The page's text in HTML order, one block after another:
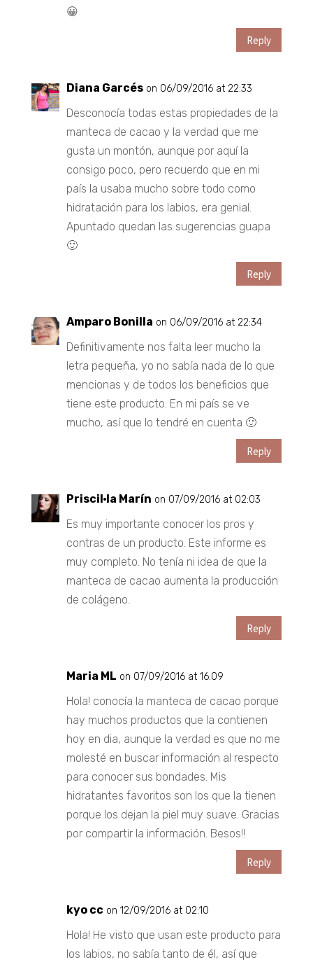
😀
Reply
Diana Garcés on 06/09/2016 at 22:33
Desconocía todas estas propiedades de la
manteca de cacao y la verdad que me
gusta un montón, aunque por aquí la
consigo poco, pero recuerdo que en mi
país la usaba mucho sobre todo como
hidratación para los labios, era genial.
Apuntado quedan las sugerencias guapa
🙂
Reply
Amparo Bonilla on 06/09/2016 at 22:34
Definitivamente nos falta leer mucho la
letra pequeña, yo no sabía nada de lo que
mencionas y de todos los beneficios que
tiene este producto. En mi país se ve
mucho, así que lo tendré en cuenta 🙂
Reply
Priscil·la Marín on 07/09/2016 at 02:03
Es muy importante conocer los pros y
contras de un producto. Este informe es
muy completo. No tenía ni idea de que la
manteca de cacao aumenta la producción
de colágeno.
Reply
Maria ML on 07/09/2016 at 16:09
Hola! conocía la manteca de cacao porque
hay muchos productos que la contienen
hoy en dia, aunque la verdad es que no me
molesté en buscar información al respecto
para conocer sus bondades. Mis
hidratantes favoritos son los que la tienen
porque los dejan la piel muy suave. Gracias
por compartir la información. Besos!!
Reply
kyo cc on 12/09/2016 at 02:10
Hola! He visto que usan este producto para
los labios, no sabía tanto de él, así que